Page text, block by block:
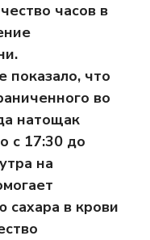
часов в
показало, что
во
натощак
с 17:30 до
на
сахара в крови